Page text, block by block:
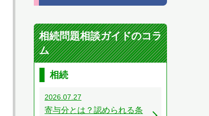
相続問題相談ガイドのコラ
ム
相続
2026.07.27
寄与分とは？認められる条